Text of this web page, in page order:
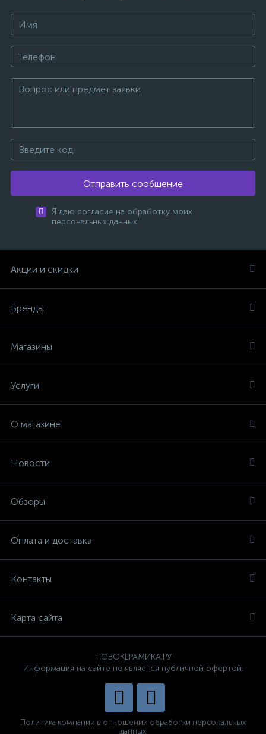
Отправить сообщение
Я даю согласие на обработку моих
персональных данных
Акции и скидки
Бренды
Магазины
Услуги
О магазине
Новости
Обзоры
Оплата и доставка
Контакты
Карта сайта
НОВОКЕРАМИКА.РУ
Информация на сайте не является публичной офертой.
Политика компании в отношении обработки персональных
данных